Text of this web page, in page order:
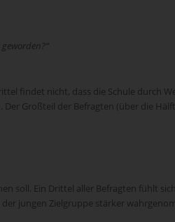
findet nicht, dass die Schule durch
Großteil der Befragten (über die
soll. Ein Drittel aller Befragten fühlt
jungen Zielgruppe stärker